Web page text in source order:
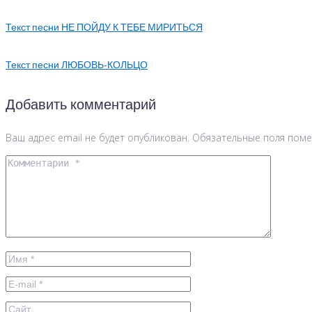
Текст песни НЕ ПОЙДУ К ТЕБЕ МИРИТЬСЯ
Текст песни ЛЮБОВЬ-КОЛЬЦО
Добавить комментарий
Ваш адрес email не будет опубликован. Обязательные поля